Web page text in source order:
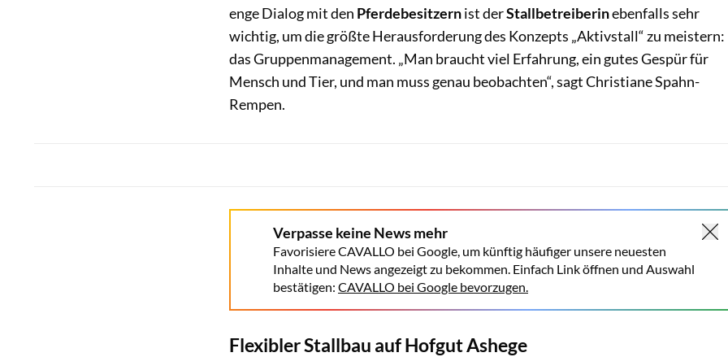
enge Dialog mit den Pferdebesitzernist derStallbetreiberinebenfalls sehr
wichtig, um die größte Herausforderung des Konzepts „Aktivstall“ zu meistern:
das Gruppenmanagement. „Man braucht viel Erfahrung, ein gutes Gespür für
Mensch und Tier, und man muss genau beobachten“, sagt Christiane Spahn-
Rempen.
Verpasse keine News mehr
Favorisiere CAVALLO bei Google, um künftig häufiger unsere neuesten
Inhalte und News angezeigt zu bekommen. Einfach Link öffnen und Auswahl
bestätigen: CAVALLO bei Google bevorzugen.
Flexibler Stallbau auf Hofgut Ashege